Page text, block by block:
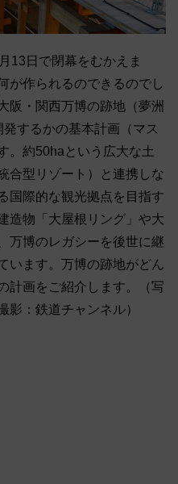
13日で閉幕をむかえま
が作られるのできるのでし
阪・関西万博の跡地（夢洲
するかの基本計画（マス
。約50haという広大な土
合型リゾート）と連携しな
国際的な観光拠点を目指す
造物「大屋根リング」や大
万博のレガシーを後世に継
います。万博の跡地がどん
計画をご紹介します。（写
影：鉄道チャンネル）